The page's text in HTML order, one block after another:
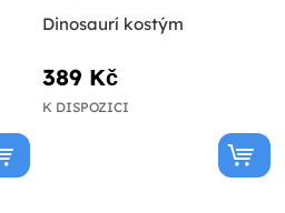
Dinosaurí kostým
389 Kč
K DISPOZICI